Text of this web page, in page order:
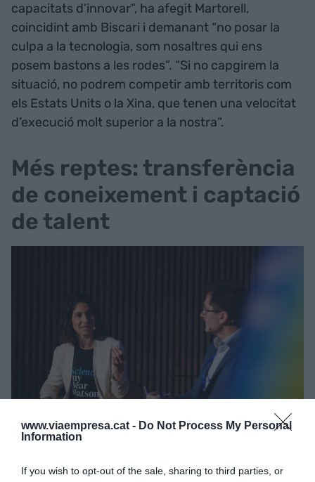
www.viaempresa.cat - Do Not Process My Personal
Information
If you wish to opt-out of the sale, sharing to third parties, or
capacitats d’innovar”, ha afegit Martorell,
coincidint amb Biscari i demanant “no posar la
culpa a la tecnologia, som nosaltres qui ens
posem bastons a les rodes”. “Si no capgirem la
situació, no podrem competir amb territoris com
els Estats Units o la Xina, que tenen una velocitat
d’execució molt superior a la nostra”.
Més reptes: transferència
de coneixement i captació
de talent
Laia Corbella, directora de Comunicació i Relacions
Institucionals de la Mobile World Capital Barcelona |
I és que l’ecosistema innovador s’enfronta amb un